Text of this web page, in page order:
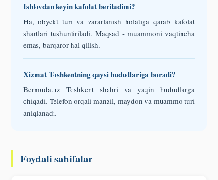
Ishlovdan keyin kafolat beriladimi?
Ha, obyekt turi va zararlanish holatiga qarab kafolat
shartlari tushuntiriladi. Maqsad - muammoni vaqtincha
emas, barqaror hal qilish.
Xizmat Toshkentning qaysi hududlariga boradi?
Bermuda.uz Toshkent shahri va yaqin hududlarga
chiqadi. Telefon orqali manzil, maydon va muammo turi
aniqlanadi.
Foydali sahifalar